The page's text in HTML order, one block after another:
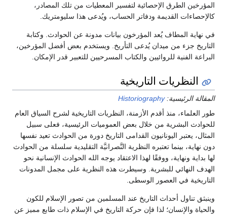
المؤرخين الطرق الإحصائية لتفسير المعطيات من تلك المصادر،
كالإحصاءات القديمة ودفاتر الحساب، ويُدعى هذا سليومتريك.
في نهاية المطاف يُعد المؤرخون بيانات مدونة عن الحوادث. وكتابة
التاريخ جزء من ميدان يُدعى التأريخ. ويستخدم بعض أفضل المؤرخين،
البراعة الفنية للروائيين والكتاب المسرحيين للتعبير قدر الإمكان.
النظريات التاريخية
المقالة الرئيسية:Historiography
طور العلماء، منذ أقدم الأزمنة، النظريات التاريخية لشرح السياق العام
للحوادث البشرية من خلال بعض العموميات الرئيسية، فعلى سبيل
المثال، يعتبر اليونانيون القدامى التاريخ دورة من الحوادث تعيد نفسها
دون نهاية، بينما تعتبره النظرية النَّصرانيَّة التقليدية سلسلة من الحوادث
لها بداية ونهاية، ووفقًا لهذا الاعتقاد يوجه الله الحوادث الإنسانية نحو
الهدف النهائي للبشرية. وسيطرت هذه النظرية على مجمل المدونات
التاريخية في العصور الوسطى.
وينبثق تناول أحداث التاريخ عند المسلمين من تصور الإسلام للكون
والحياة والإنسان؛ لذا فإن حركة التاريخ في الإسلام ذات طابع مميز عن